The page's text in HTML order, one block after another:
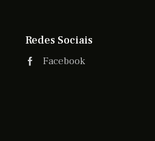
Redes Sociais
Facebook